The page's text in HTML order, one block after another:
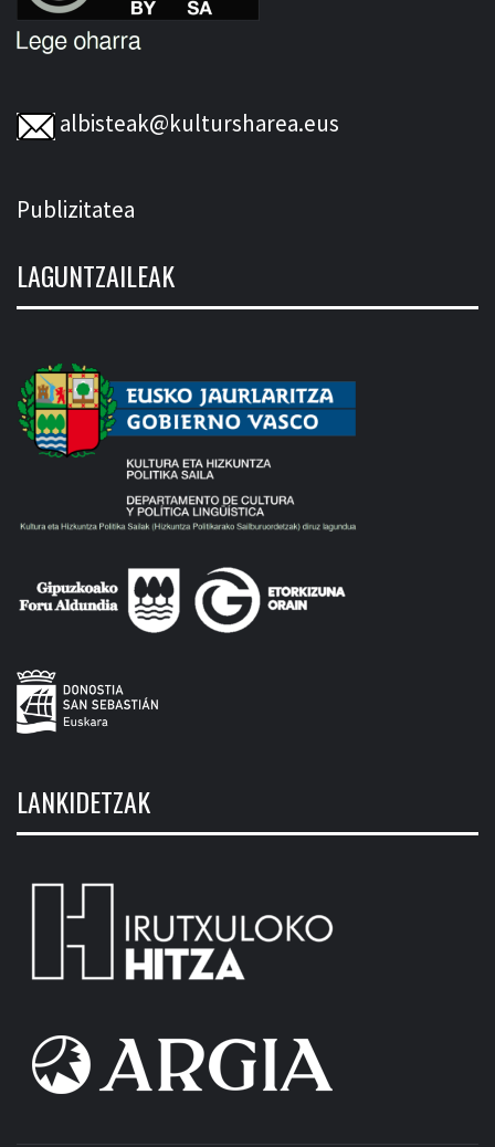
albisteak@kultursharea.eus
Publizitatea
LAGUNTZAILEAK
LANKIDETZAK